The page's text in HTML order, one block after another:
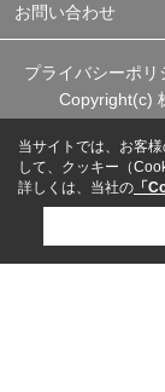
お問い合わせ
プライバシーポリ
Copyright(c)
当サイトでは、お客
して、クッキー（
詳しくは、当社の 「